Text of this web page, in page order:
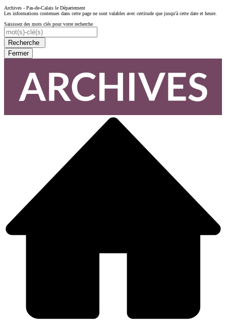
Archives - Pas-de-Calais le Département
Les informations contenues dans cette page ne sont valables avec certitude que jusqu'à cette date et heure.
Saisissez des mots clés pour votre recherche
Recherche
Fermer